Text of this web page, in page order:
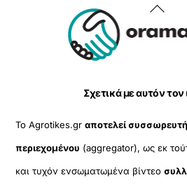
Back
To
Σχετικά με αυτόν τον
Το Agrotikes.grαποτελεί συσσωρευτή
περιεχομένου (aggregator), ως εκ
και τυχόν ενσωματωμένα βίντεο